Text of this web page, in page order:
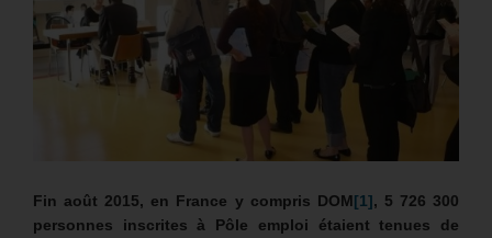
Fin août 2015, en France y compris DOM[1], 5 726 300
personnes inscrites à Pôle emploi étaient tenues de